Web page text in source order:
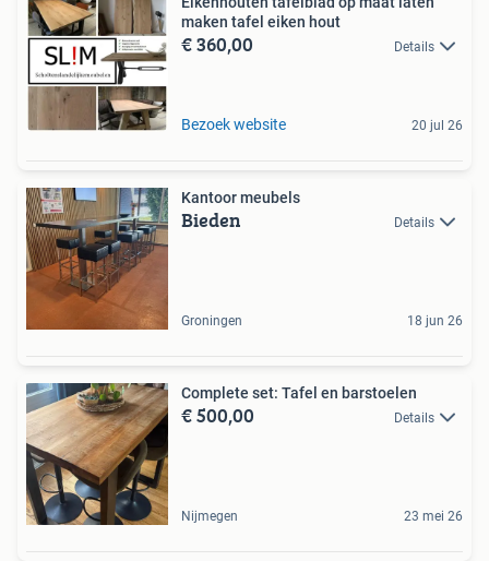
maken tafel eiken hout
€ 360,00 Details
Bezoek website 20 jul 26
Kantoor meubels
Bieden Details
Groningen 18 jun 26
Complete set: Tafel en barstoelen
€ 500,00 Details
Nijmegen 23 mei 26